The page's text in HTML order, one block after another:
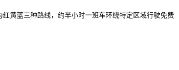
黄蓝三种路线，约半小时一班车环绕特定区域行驶免费